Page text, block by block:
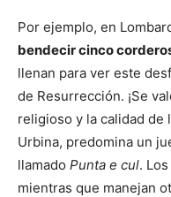
Por ejemplo, en
bendecir cinco
llenan para ver este
de Resurrección. ¡Se
religioso y la calidad de
Urbina, predomina un
llamado Punta e cul.
mientras que manejan